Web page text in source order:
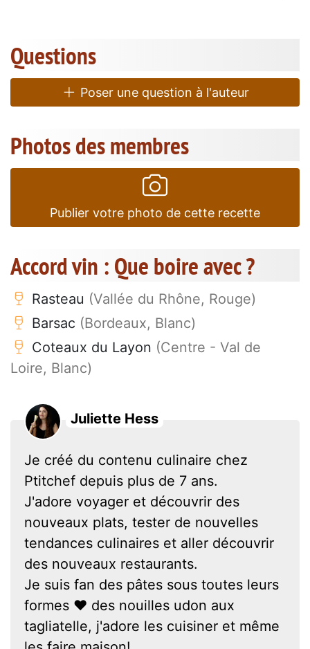
Questions
Poser une question à l'auteur
Photos des membres
Publier votre photo de cette recette
Accord vin : Que boire avec ?
Rasteau (Vallée du Rhône, Rouge)
Barsac (Bordeaux, Blanc)
Coteaux du Layon (Centre - Val de
Loire, Blanc)
Juliette Hess
Je créé du contenu culinaire chez
Ptitchef depuis plus de 7 ans.
J'adore voyager et découvrir des
nouveaux plats, tester de nouvelles
tendances culinaires et aller découvrir
des nouveaux restaurants.
Je suis fan des pâtes sous toutes leurs
formes ❤ des nouilles udon aux
tagliatelle, j'adore les cuisiner et même